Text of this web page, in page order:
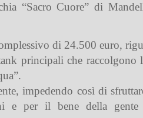
“Sacro Cuore” di
di 24.500 euro,
principali che raccolgono
impedendo così di
e per il bene della gente